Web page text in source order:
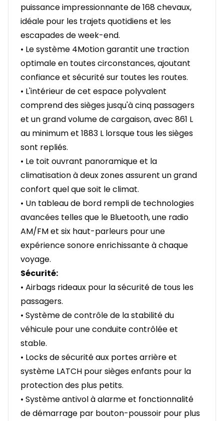
puissance impressionnante de 168 chevaux,
idéale pour les trajets quotidiens et les
escapades de week-end.
• Le système 4Motion garantit une traction
optimale en toutes circonstances, ajoutant
confiance et sécurité sur toutes les routes.
• L'intérieur de cet espace polyvalent
comprend des sièges jusqu'à cinq passagers
et un grand volume de cargaison, avec 861 L
au minimum et 1883 L lorsque tous les sièges
sont repliés.
• Le toit ouvrant panoramique et la
climatisation à deux zones assurent un grand
confort quel que soit le climat.
• Un tableau de bord rempli de technologies
avancées telles que le Bluetooth, une radio
AM/FM et six haut-parleurs pour une
expérience sonore enrichissante à chaque
voyage.
Sécurité:
• Airbags rideaux pour la sécurité de tous les
passagers.
• Système de contrôle de la stabilité du
véhicule pour une conduite contrôlée et
stable.
• Locks de sécurité aux portes arrière et
système LATCH pour sièges enfants pour la
protection des plus petits.
• Système antivol à alarme et fonctionnalité
de démarrage par bouton-poussoir pour plus